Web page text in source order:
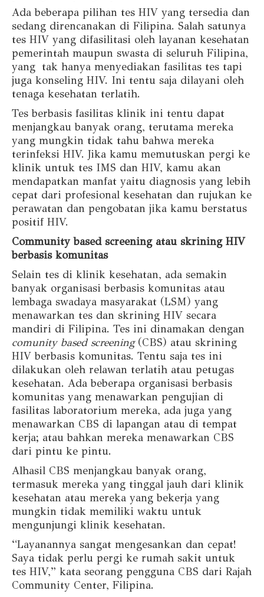
Ada beberapa pilihan tes HIV yang tersedia dan
sedang direncanakan di Filipina. Salah satunya
tes HIV yang difasilitasi oleh layanan kesehatan
pemerintah maupun swasta di seluruh Filipina,
yang tak hanya menyediakan fasilitas tes tapi
juga konseling HIV. Ini tentu saja dilayani oleh
tenaga kesehatan terlatih.
Tes berbasis fasilitas klinik ini tentu dapat
menjangkau banyak orang, terutama mereka
yang mungkin tidak tahu bahwa mereka
terinfeksi HIV. Jika kamu memutuskan pergi ke
klinik untuk tes IMS dan HIV, kamu akan
mendapatkan manfat yaitu diagnosis yang lebih
cepat dari profesional kesehatan dan rujukan ke
perawatan dan pengobatan jika kamu berstatus
positif HIV.
Community based screening atau skrining HIV
berbasis komunitas
Selain tes di klinik kesehatan, ada semakin
banyak organisasi berbasis komunitas atau
lembaga swadaya masyarakat (LSM) yang
menawarkan tes dan skrining HIV secara
mandiri di Filipina. Tes ini dinamakan dengan
comunity based screening(CBS) atau skrining
HIV berbasis komunitas. Tentu saja tes ini
dilakukan oleh relawan terlatih atau petugas
kesehatan. Ada beberapa organisasi berbasis
komunitas yang menawarkan pengujian di
fasilitas laboratorium mereka, ada juga yang
menawarkan CBS di lapangan atau di tempat
kerja; atau bahkan mereka menawarkan CBS
dari pintu ke pintu.
Alhasil CBS menjangkau banyak orang,
termasuk mereka yang tinggal jauh dari klinik
kesehatan atau mereka yang bekerja yang
mungkin tidak memiliki waktu untuk
mengunjungi klinik kesehatan.
“Layanannya sangat mengesankan dan cepat!
Saya tidak perlu pergi ke rumah sakit untuk
tes HIV,” kata seorang pengguna CBS dari Rajah
Community Center, Filipina.